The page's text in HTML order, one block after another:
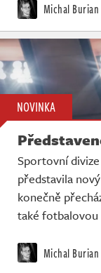
Michal Burian
NOVINKA
Sportovní
představila
konečně
také fotbalovou
Michal Burian